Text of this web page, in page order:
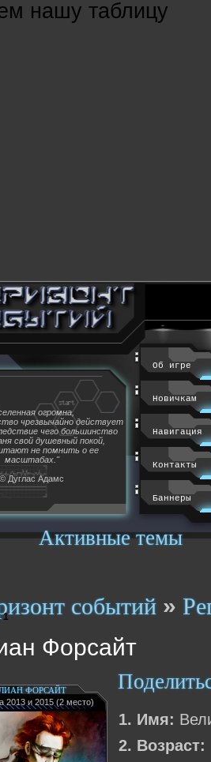
нашу таблицу
Активные темы
огромна,
чрезвычайно действует
чего большинство
свой душевный покой,
не помнить о ее
масштабах."
© Дуглас Адамс
Об игре
Новичкам
Навигация
Контакты
Баннеры
событий »
Форсайт
1
ФОРСАЙТ
2013 и 2015 (2 место)
1. Имя:
2. Возраст: